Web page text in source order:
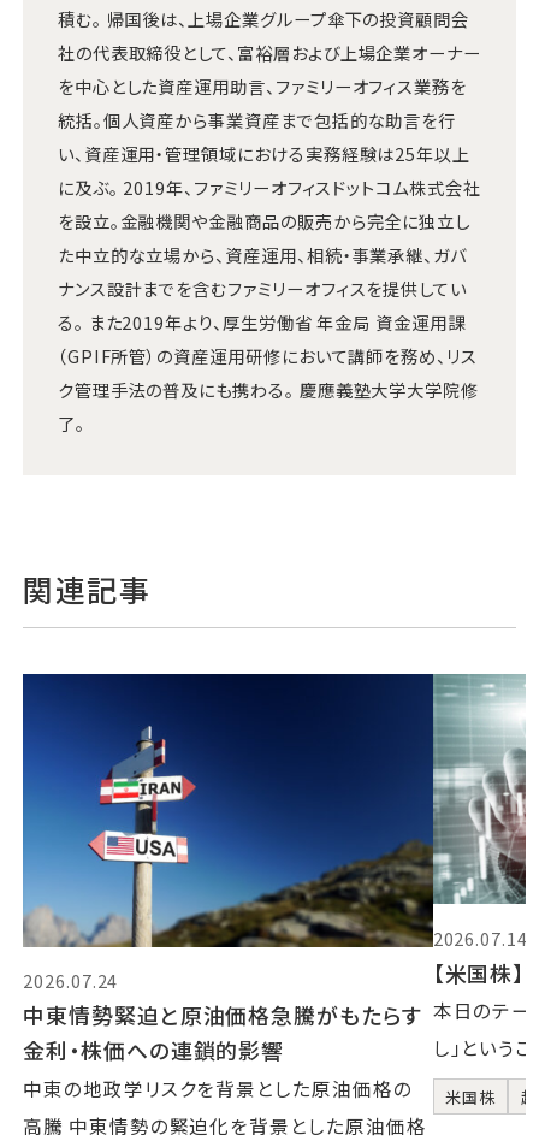
積む。 帰国後は、上場企業グループ傘下の投資顧問会
社の代表取締役として、富裕層および上場企業オーナー
を中心とした資産運用助言、ファミリーオフィス業務を
統括。個人資産から事業資産まで包括的な助言を行
い、資産運用・管理領域における実務経験は25年以上
に及ぶ。 2019年、ファミリーオフィスドットコム株式会社
を設立。金融機関や金融商品の販売から完全に独立し
た中立的な立場から、資産運用、相続・事業承継、ガバ
ナンス設計までを含むファミリーオフィスを提供してい
る。 また2019年より、厚生労働省 年金局 資金運用課
（GPIF所管）の資産運用研修において講師を務め、リス
ク管理手法の普及にも携わる。 慶應義塾大学大学院修
了。
関連記事
2026.07.24
中東情勢緊迫と原油価格急騰がもたらす
金利・株価への連鎖的影響
中東の地政学リスクを背景とした原油価格の
高騰 中東情勢の緊迫化を背景とした原油価格
2026.07.14
【米国株
本日のテー
し」という
米国株